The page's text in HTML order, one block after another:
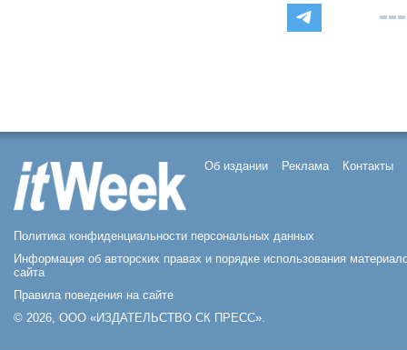
Об издании Реклама Контакты
Политика конфиденциальности персональных данных
Информация об авторских правах и порядке использования
сайта
Правила поведения на сайте
© 2026, ООО «ИЗДАТЕЛЬСТВО СК ПРЕСС».